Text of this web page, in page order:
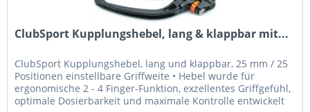
ClubSport Kupplungshebel, lang & klappbar mit...
ClubSport Kupplungshebel, lang und klappbar, 25 mm / 25
Positionen einstellbare Griffweite • Hebel wurde für
ergonomische 2 - 4 Finger-Funktion, exzellentes Griffgefühl,
optimale Dosierbarkeit und maximale Kontrolle entwickelt